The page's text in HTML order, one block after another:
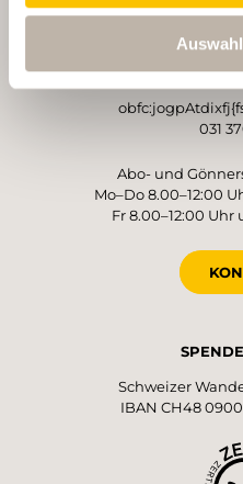
Schweizer
031
Abo- und
Mo–Do 8.00–12:00
Fr 8.00–12:00 Uhr
Schweizer
IBAN CH48